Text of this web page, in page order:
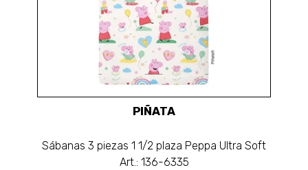
PIÑATA
Sábanas 3 piezas 1 1/2 plaza Peppa Ultra Soft
Art.: 136-6335